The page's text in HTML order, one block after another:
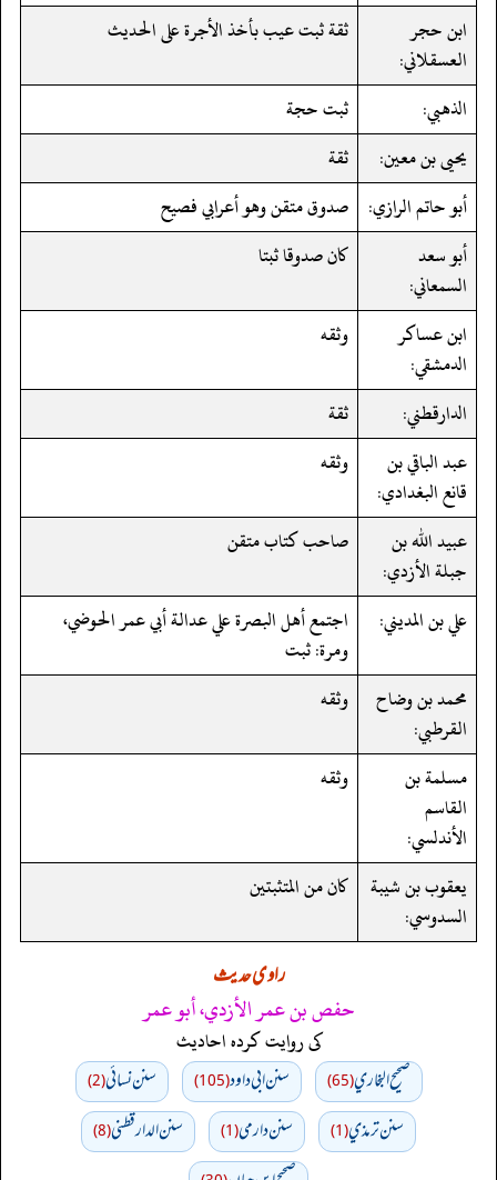
ابن حجر
العسقلاني:
ثقة ثبت عيب بأخذ الأجرة على الحديث
الذهبي:
ثبت حجة
يحيى بن معين:
ثقة
أبو حاتم الرازي: صدوق متقن وهو أعرابي فصيح
أبو سعد
السمعاني:
كان صدوقا ثبتا
ابن عساكر
الدمشقي:
وثقه
الدارقطني:
ثقة
عبد الباقي بن
قانع البغدادي:
وثقه
عبيد الله بن
جبلة الأزدي:
صاحب كتاب متقن
علي بن المديني:
اجتمع أهل البصرة علي عدالة أبي عمر الحوضي،
ومرة: ثبت
محمد بن وضاح
القرطبي:
وثقه
مسلمة بن
القاسم
الأندلسي:
وثقه
يعقوب بن شيبة
السدوسي:
كان من المتثبتين
راوی حدیث
حفص بن عمر الأزدي، أبو عمر
کی روایت کردہ احادیث
صحيح البخاري(65) سنن ابي داود(105) سنن نسائي(2)
سنن ترمذي(1) سنن دارمي(1) سنن الدارقطني(8)